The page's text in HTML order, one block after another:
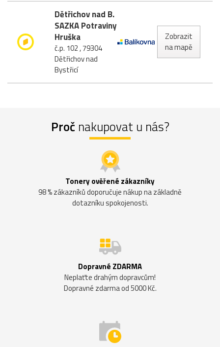
Dětřichov nad B.
SAZKA Potraviny
Hruška
č.p. 102 , 79304
Dětřichov nad
Bystřicí
Zobrazit
na mapě
Proč nakupovat u nás?
Tonery ověřené zákazníky
98 % zákazníků doporučuje nákup na základně
dotazníku spokojenosti.
Dopravné ZDARMA
Neplaťte drahým dopravcům!
Dopravné zdarma od 5000 Kč.